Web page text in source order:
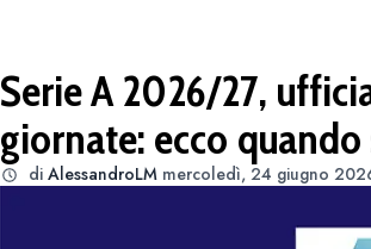
Serie A 2026/27,
giornate: ecco quando
di AlessandroLM mercoledì, 24 giugno